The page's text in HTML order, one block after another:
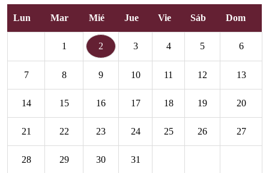
Lun Mar Mié Jue Vie Sáb Dom
1 2 3 4 5 6
7 8 9 10 11 12 13
14 15 16 17 18 19 20
21 22 23 24 25 26 27
28 29 30
31